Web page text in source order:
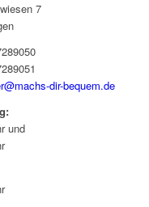
7
dir-bequem.de
und